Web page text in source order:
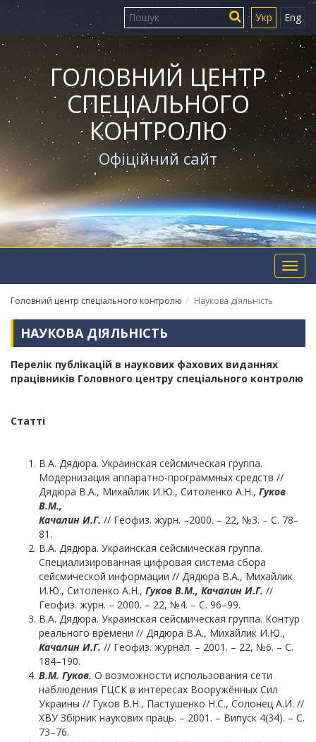
Укр Eng
ГОЛОВНИЙ ЦЕНТР
СПЕЦІАЛЬНОГО
КОНТРОЛЮ
Офіційний сайт
Головний центр спеціального контролю Наукова діяльність
НАУКОВА ДІЯЛЬНІСТЬ
Перелік публікацій в наукових фахових виданнях
працівників Головного центру спеціального контролю
Статті
В.А. Дядюра. Украинская сейсмическая группа.
Модернизация аппаратно-программных средств //
Дядюра В.А., Михайлик И.Ю., Ситоленко А.Н., Гуков
В.М.,
Качалин И.Г. // Геофиз. журн. –2000. – 22, №3. – С. 78–
81.
В.А. Дядюра. Украинская сейсмическая группа.
Специализированная цифровая система сбора
сейсмической информации // Дядюра В.А., Михайлик
И.Ю., Ситоленко А.Н., Гуков В.М., Качалин И.Г. //
Геофиз. журн. – 2000. – 22, №4. – С. 96–99.
В.А. Дядюра. Украинская сейсмическая группа. Контур
реального времени // Дядюра В.А., Михайлик И.Ю.,
Качалин И.Г. // Геофиз. журнал. – 2001. – 22, №6. – С.
184–190.
В.М. Гуков. О возможности использования сети
наблюдения ГЦСК в интересах Вооружённых Сил
Украины // Гуков В.Н., Пастушенко Н.С., Солонец А.И. //
ХВУ Збірник наукових праць. – 2001. – Випуск 4(34). – С.
73–76.